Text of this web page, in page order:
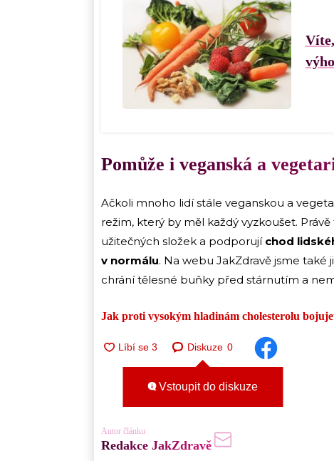
Pomůže i veganská a
Ačkoli mnoho lidí stále veganskou a
režim, který by měl každý vyzkoušet.
užitečných složek a podporují chod
v normálu. Na webu JakZdravě jsme také
chrání tělesné buňky před stárnutím a
Jak proti vysokým hladinám cholesterolu
Diskuze 0
Vstoupit do diskuze
Autor článku
Redakce JakZdravě